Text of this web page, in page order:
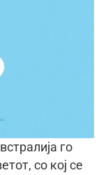
го
со кој се